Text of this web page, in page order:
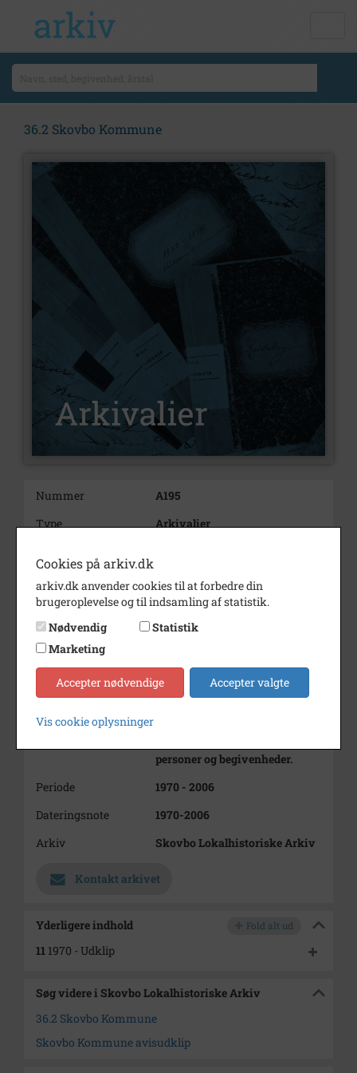
36.2 Skovbo Kommune
Nummer
A195
Type
Arkivalier
Beskrivelse
Skovbo Kommune
Skovbo Kommune
36.2 Skovbo Kommune
1/4/1970 - 30/9/1970
Født/stiftet
Død/nedlagt
2006
personer og begivenheder.
Periode
1970 - 2006
Dateringsnote
1970-2006
Arkiv
Skovbo Lokalhistoriske Arkiv
Kontakt arkivet
Yderligere indhold Fold alt ud
11 1970 - Udklip
Søg videre i Skovbo Lokalhistoriske Arkiv
36.2 Skovbo Kommune
Skovbo Kommune avisudklip
Cookies på arkiv.dk
arkiv.dk anvender cookies til at forbedre din
brugeroplevelse og til indsamling af statistik.
Nødvendig
Statistik
Marketing
Accepter nødvendige Accepter valgte
Vis cookie oplysninger